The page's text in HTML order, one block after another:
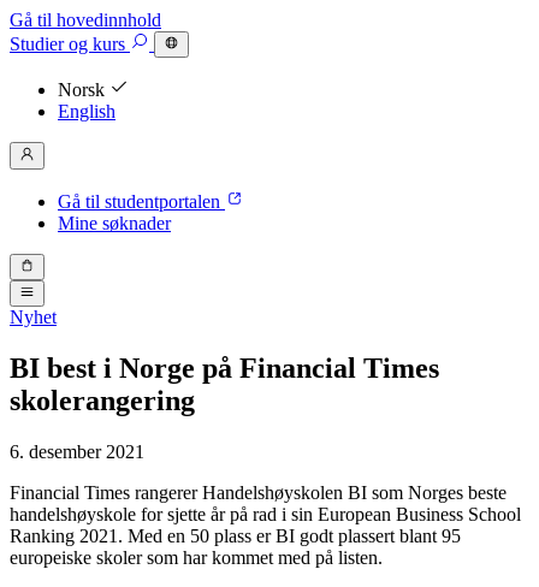
Gå til hovedinnhold
Studierog kurs
Norsk
English
Gå til studentportalen
Mine søknader
Nyhet
BI best i Norge på Financial Times
skolerangering
6. desember 2021
Financial Times rangerer Handelshøyskolen BI som Norges beste
handelshøyskole for sjette år på rad i sin European Business School
Ranking 2021. Med en 50 plass er BI godt plassert blant 95
europeiske skoler som har kommet med på listen.